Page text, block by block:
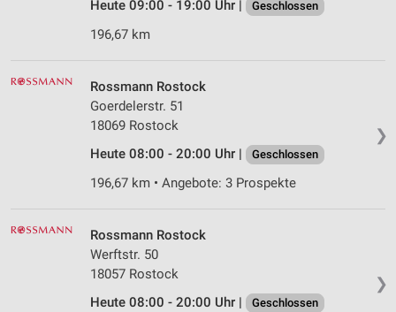
Heute 09:00 - 19:00 Uhr |
Geschlossen
196,67 km
❯
Rossmann Rostock
Goerdelerstr. 51
18069 Rostock
Heute 08:00 - 20:00 Uhr |
Geschlossen
196,67 km • Angebote: 3 Prospekte
❯
Rossmann Rostock
Werftstr. 50
18057 Rostock
Heute 08:00 - 20:00 Uhr |
Geschlossen